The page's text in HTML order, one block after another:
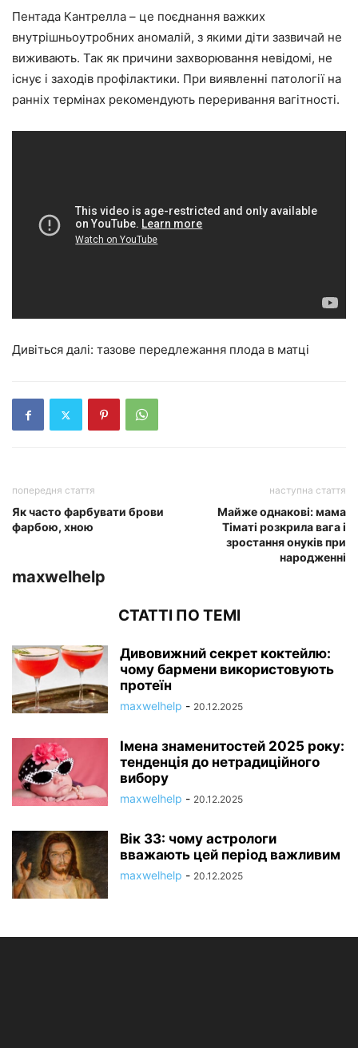
Пентада Кантрелла – це поєднання важких
внутрішньоутробних аномалій, з якими діти зазвичай не
виживають. Так як причини захворювання невідомі, не
існує і заходів профілактики. При виявленні патології на
ранніх термінах рекомендують переривання вагітності.
Дивіться далі: тазове передлежання плода в матці
попередня стаття
Як часто фарбувати брови
фарбою, хною
наступна стаття
Майже однакові: мама
Тіматі розкрила вага і
зростання онуків при
народженні
maxwelhelp
СТАТТІ ПО ТЕМІ
Дивовижний секрет коктейлю:
чому бармени використовують
протеїн
maxwelhelp - 20.12.2025
Імена знаменитостей 2025 року:
тенденція до нетрадиційного
вибору
maxwelhelp - 20.12.2025
Вік 33: чому астрологи
вважають цей період важливим
maxwelhelp - 20.12.2025